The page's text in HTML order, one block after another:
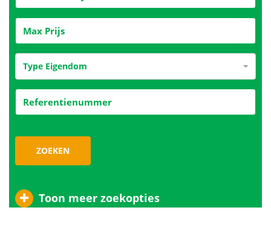
Type Eigendom
ZOEKEN
Toon meer zoekopties